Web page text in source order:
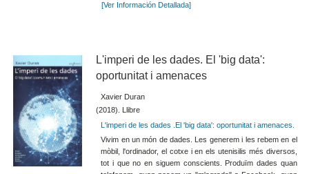
[Ver Información Detallada]
L'imperi de les dades. El 'big data':
oportunitat i amenaces
Xavier Duran
(2018). Llibre
L'imperi de les dades .El 'big data': oportunitat i amenaces.
Vivim en un món de dades. Les generem i les rebem en el
mòbil, l'ordinador, el cotxe i en els utenisilis més diversos,
tot i que no en siguem conscients. Produïm dades quan